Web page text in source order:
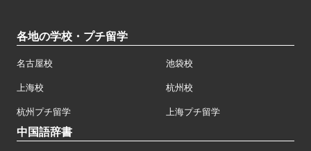
各地の学校・プチ留学
名古屋校 池袋校
上海校 杭州校
杭州プチ留学 上海プチ留学
中国語辞書